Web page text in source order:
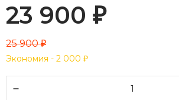
23 900 ₽
25 900₽
Экономия - 2 000 ₽